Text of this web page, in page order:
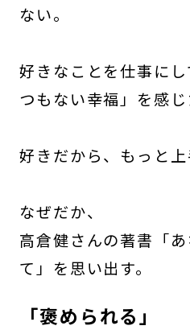
ない。
好きなことを仕事に
つもない幸福」を感じ
好きだから、もっと
なぜだか、
高倉健さんの著書「
て」を思い出す。
「褒められる」